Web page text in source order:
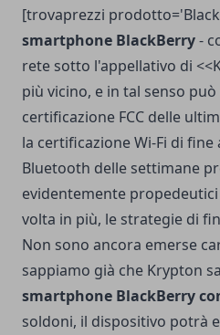
[trovaprezzi
smartphone BlackBerry-
rete sotto l'appellativo di
più vicino, e in tal senso
certificazione FCC delle
la certificazione Wi-Fi di fine
Bluetooth delle settimane
evidentemente
volta in più, le strategie di
Non sono ancora emerse
sappiamo già che Krypton
smartphone BlackBerry
soldoni, il dispositivo potrà